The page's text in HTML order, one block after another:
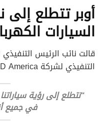
أوبر تتطلع
السيارات
التنفيذي لشركة BYD America، ستيلا لي:
“نتطلع إلى رؤية
في جميع